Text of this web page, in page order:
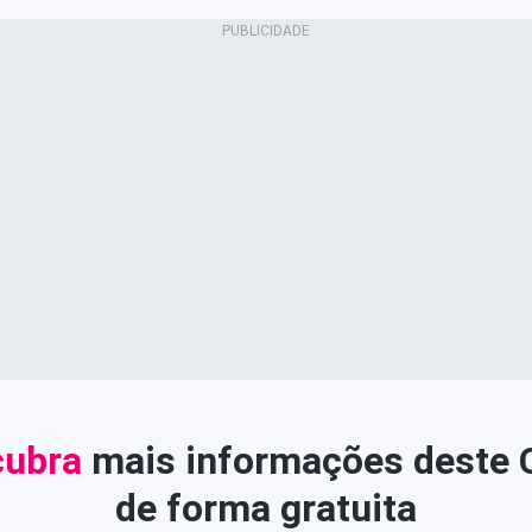
mais informações deste
de forma gratuita